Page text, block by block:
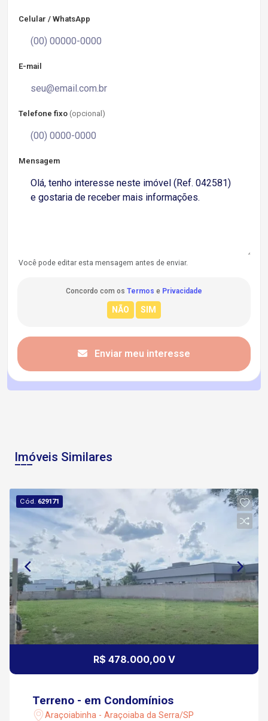
Celular / WhatsApp
E-mail
Telefone fixo (opcional)
Mensagem
Você pode editar esta mensagem antes de enviar.
Concordo com os Termos e Privacidade
Enviar meu interesse
Imóveis Similares
Cód. 629171
R$ 478.000,00 V
Terreno - em Condomínios
Araçoiabinha - Araçoiaba da Serra/SP